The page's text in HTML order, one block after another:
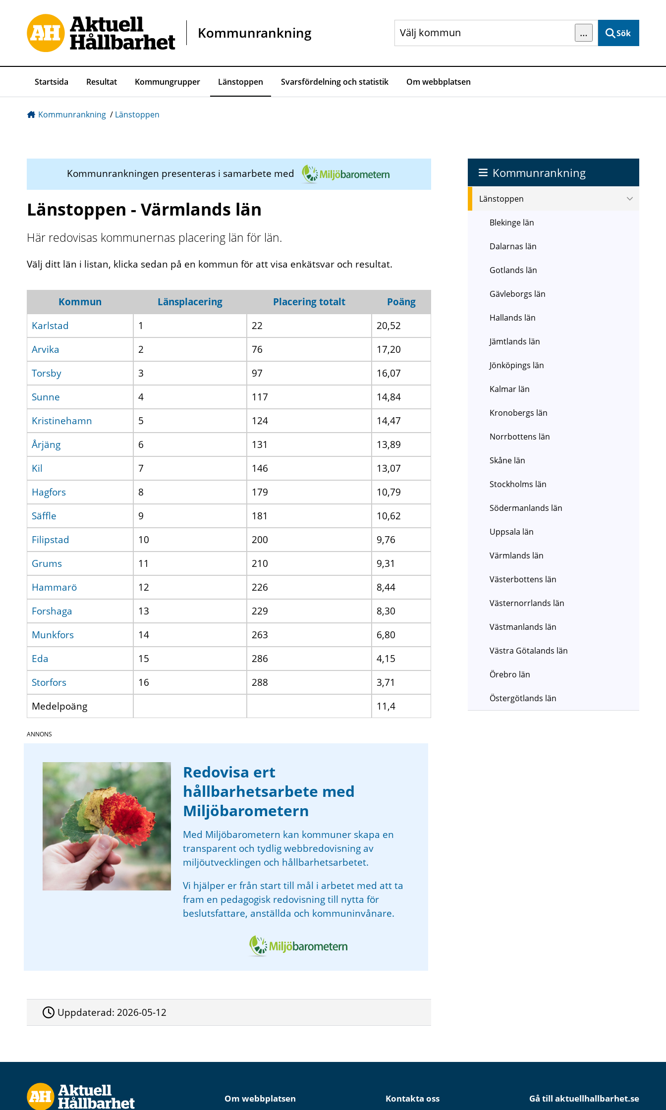
Kommunrankning … Sök
Startsida Resultat Kommungrupper Länstoppen Svarsfördelning och statistik Om webbplatsen
Kommunrankning / Länstoppen
Kommunrankningen presenteras i samarbete med
Länstoppen - Värmlands län
Här redovisas kommunernas placering län för län.
Välj ditt län i listan, klicka sedan på en kommun för att visa enkätsvar och resultat.
Kommun Länsplacering Placering totalt
Poäng
Karlstad
1 22
20,52
Arvika
2 76
17,20
Torsby
3 97
16,07
Sunne
4 117
14,84
Kristinehamn
5 124
14,47
Årjäng
6 131
13,89
Kil
7 146
13,07
Hagfors
8 179
10,79
Säffle
9 181
10,62
Filipstad
10 200
9,76
Grums
11 210
9,31
Hammarö
12 226
8,44
Forshaga
13 229
8,30
Munkfors
14 263
6,80
Eda
15 286
4,15
Storfors
16 288
3,71
Medelpoäng
11,4
Redovisa ert
hållbarhetsarbete med
Miljöbarometern
Med Miljöbarometern kan kommuner skapa en
transparent och tydlig webbredovisning av
miljöutvecklingen och hållbarhetsarbetet.
Vi hjälper er från start till mål i arbetet med att ta
fram en pedagogisk redovisning till nytta för
beslutsfattare, anställda och kommuninvånare.
Uppdaterad: 2026-05-12
Kommunrankning
Länstoppen
Blekinge län
Dalarnas län
Gotlands län
Gävleborgs län
Hallands län
Jämtlands län
Jönköpings län
Kalmar län
Kronobergs län
Norrbottens län
Skåne län
Stockholms län
Södermanlands län
Uppsala län
Värmlands län
Västerbottens län
Västernorrlands län
Västmanlands län
Västra Götalands län
Örebro län
Östergötlands län
Om webbplatsen Kontakta oss Gå till aktuellhallbarhet.se